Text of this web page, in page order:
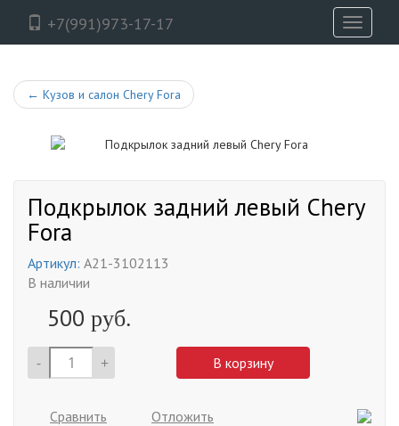
+7(991)973-17-17
Toggle
← Кузов и салон Chery Fora
Подкрылок задний левый Chery
Fora
Артикул: A21-3102113
В наличии
500 руб.
- + В корзину
Сравнить Отложить